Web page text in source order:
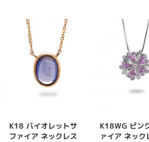
K18 バイオレットサ
ファイア ネックレス
K18WG ピン
ァイア ネック